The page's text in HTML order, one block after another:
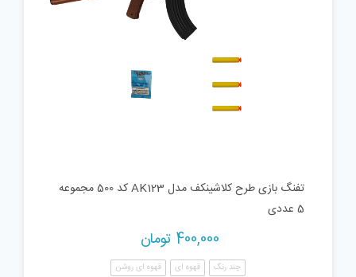
تفنگ بازی طرح کلاشینکف مدل AK123 کد 500 مجموعه
5 عددی
400,000 تومان
چند رنگ قهوه ای قهوه ای روشن